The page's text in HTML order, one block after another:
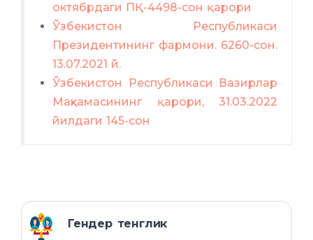
октябрдаги ПҚ-4498-сон қарори
Ўзбекистон Республикаси
Президентининг фармони. 6260-сон.
13.07.2021 й.
Ўзбекистон Республикаси Вазирлар
Маҳкамасининг қарори, 31.03.2022
йилдаги 145-сон
Гендер тенглик